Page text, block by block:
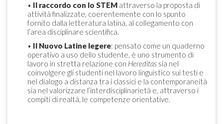
• Il raccordo con lo STEM attraverso la proposta di
attività finalizzate, coerentemente con lo spunto
fornito dalla letteratura latina, al collegamento con
l’area disciplinare scientifica.
• Il Nuovo Latine legere: pensato come un quaderno
operativo a uso dello studente, è uno strumento di
lavoro in stretta relazione con Hereditas sia nel
coinvolgere gli studenti nel lavoro linguistico sui testi e
nel dialogo a distanza tra i classici e la contemporaneità
sia nel valorizzare l’interdisciplinarietà e, attraverso i
compiti di realtà, le competenze orientative.